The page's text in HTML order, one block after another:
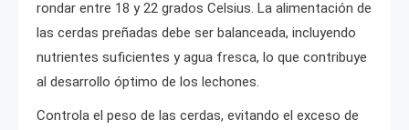
rondar entre 18 y 22 grados Celsius. La alimentación de
las cerdas preñadas debe ser balanceada, incluyendo
nutrientes suficientes y agua fresca, lo que contribuye
al desarrollo óptimo de los lechones.
Controla el peso de las cerdas, evitando el exceso de